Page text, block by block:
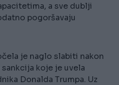
a sve dublji
pogoršavaju
je naglo slabiti nakon
koje je uvela
Donalda Trumpa. Uz